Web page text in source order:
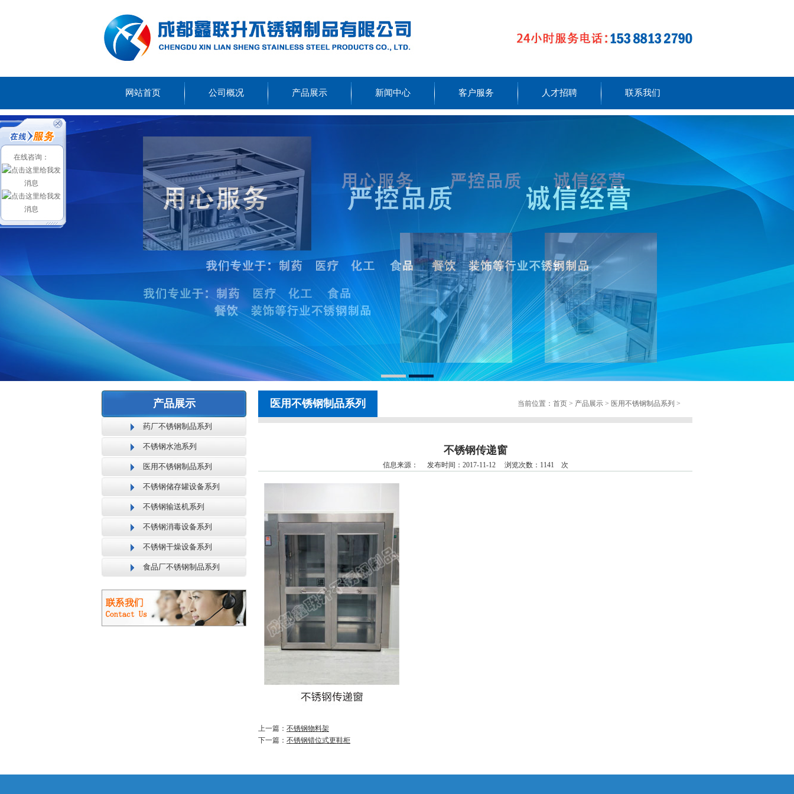
网站首页 公司概况 产品展示 新闻中心 客户服务 人才招聘 联系我们
产品展示
药厂不锈钢制品系列
不锈钢水池系列
医用不锈钢制品系列
不锈钢储存罐设备系列
不锈钢输送机系列
不锈钢消毒设备系列
不锈钢干燥设备系列
食品厂不锈钢制品系列
医用不锈钢制品系列 当前位置：首页 > 产品展示 > 医用不锈钢制品系列 >
不锈钢传递窗
信息来源： 发布时间：2017-11-12 浏览次数：1141 次
上一篇： 不锈钢物料架
下一篇： 不锈钢错位式更鞋柜
在线咨询：